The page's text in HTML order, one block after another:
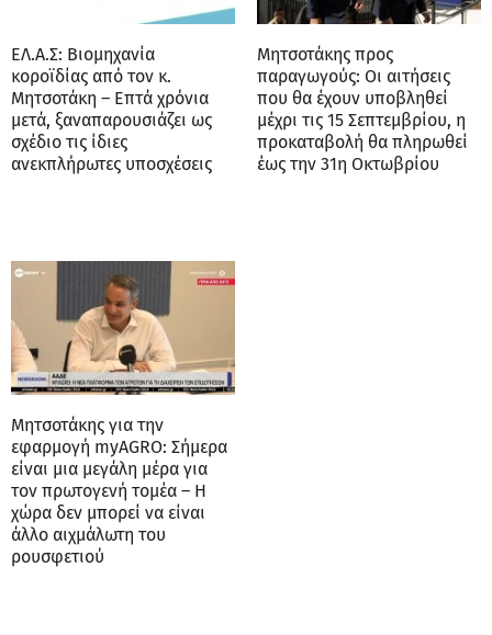
ΕΛ.Α.Σ: Βιομηχανία
κοροϊδίας από τον κ.
Μητσοτάκη – Επτά χρόνια
μετά, ξαναπαρουσιάζει ως
σχέδιο τις ίδιες
ανεκπλήρωτες υποσχέσεις
Μητσοτάκης προς
παραγωγούς: Οι αιτήσεις
που θα έχουν υποβληθεί
μέχρι τις 15 Σεπτεμβρίου, η
προκαταβολή θα πληρωθεί
έως την 31η Οκτωβρίου
Μητσοτάκης για την
εφαρμογή myAGRO: Σήμερα
είναι μια μεγάλη μέρα για
τον πρωτογενή τομέα – Η
χώρα δεν μπορεί να είναι
άλλο αιχμάλωτη του
ρουσφετιού